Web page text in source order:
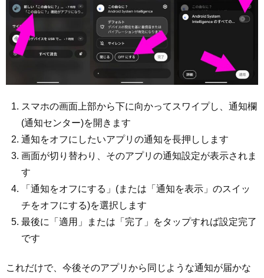
スマホの画面上部から下に向かってスワイプし、通知欄
(通知センター)を開きます
通知をオフにしたいアプリの通知を長押しします
画面が切り替わり、そのアプリの通知設定が表示されま
す
「通知をオフにする」(または「通知を表示」のスイッ
チをオフにする)を選択します
最後に「適用」または「完了」をタップすれば設定完了
です
これだけで、今後そのアプリから同じような通知が届かな